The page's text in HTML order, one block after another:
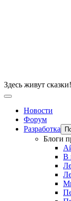
Здесь живут сказки!
Новости
Форум
Разработка
Блоги
В